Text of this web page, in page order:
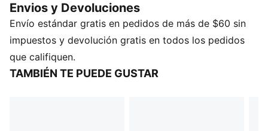
cordones y domina la cancha con una libertad de
movimiento y precisión inigualables.
CARACTERÍSTICAS Y BENEFICIOS
Cubierta fabricada con al menos un 20% de
materiales reciclados
Envios y Devoluciones
Envío estándar gratis en pedidos de más de $60 sin
impuestos y devolución gratis en todos los pedidos
que califiquen.
TAMBIÉN TE PUEDE GUSTAR